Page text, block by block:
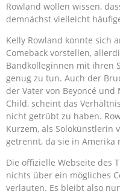
Rowland wollen wissen,
demnächst vielleicht
Kelly Rowland konnte sich
Comeback vorstellen,
Bandkolleginnen mit ihren
genug zu tun. Auch der
der Vater von Beyoncé und
Child, scheint das
nicht getrübt zu haben.
Kurzem, als Solokünstlerin
getrennt, da sie in Amerika
Die offizielle Webseite des
nichts über ein mögliches
verlauten. Es bleibt also